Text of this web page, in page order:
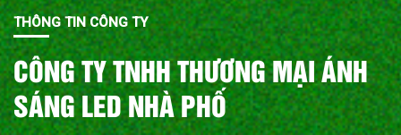
THÔNG TIN CÔNG TY
CÔNG TY TNHH THƯƠNG MẠI ÁNH
SÁNG LED NHÀ PHỐ